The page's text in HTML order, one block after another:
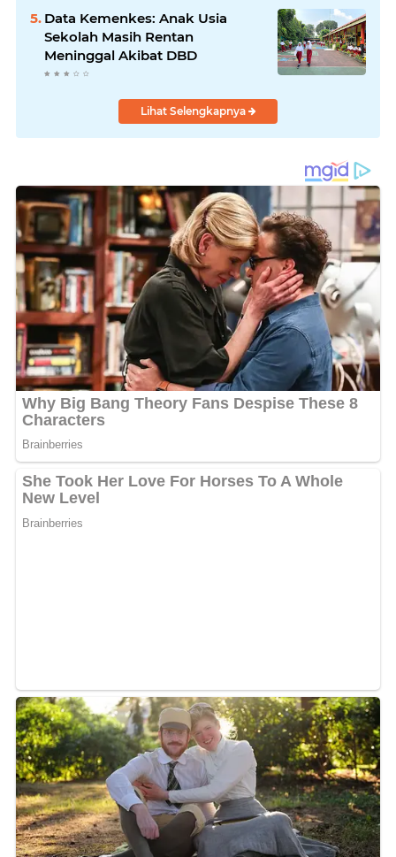
Data Kemenkes: Anak Usia
Sekolah Masih Rentan
Meninggal Akibat DBD
Lihat Selengkapnya